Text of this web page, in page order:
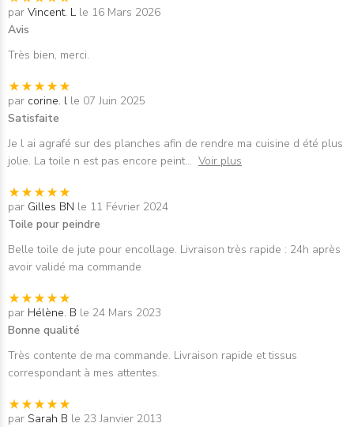
par Vincent. L le 16 Mars 2026
Avis
Très bien, merci.
par corine. l le 07 Juin 2025
Satisfaite
Je l ai agrafé sur des planches afin de rendre ma cuisine d été plus
jolie. La toile n est pas encore peint... Voir plus
par Gilles BN le 11 Février 2024
Toile pour peindre
Belle toile de jute pour encollage. Livraison très rapide : 24h après
avoir validé ma commande
par Hélène. B le 24 Mars 2023
Bonne qualité
Très contente de ma commande. Livraison rapide et tissus
correspondant à mes attentes.
par Sarah B le 23 Janvier 2013